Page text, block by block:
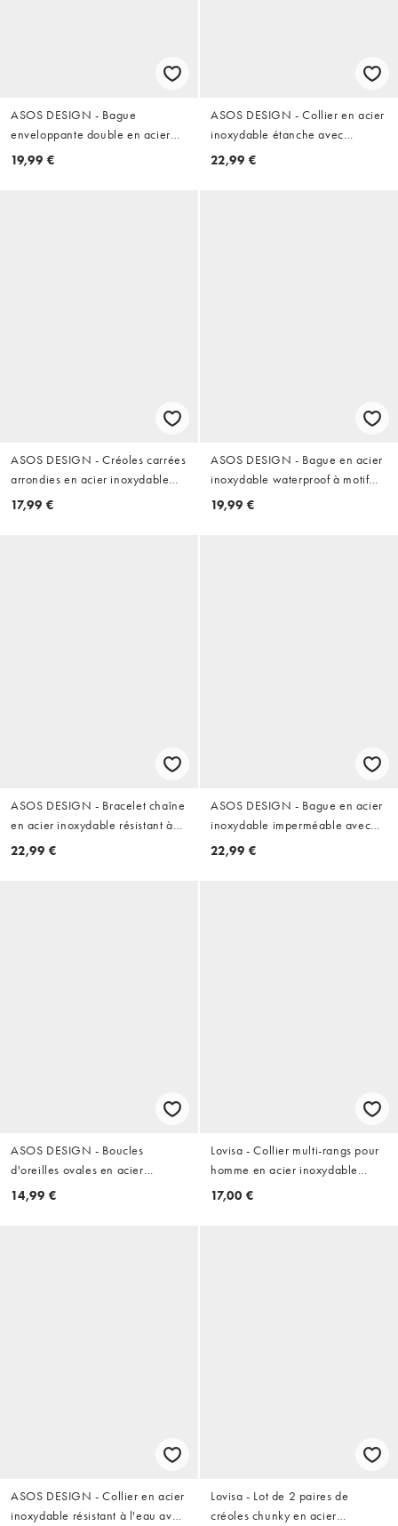
ASOS DESIGN - Bague
enveloppante double en acier
inoxydable résistant à l'eau -
19,99 €
ASOS DESIGN - Collier en acier
inoxydable étanche avec
pendentif étoile - Argenté
22,99 €
ASOS DESIGN - Créoles carrées
arrondies en acier inoxydable
résistant à l'eau - Argenté
17,99 €
ASOS DESIGN - Bague en acier
inoxydable waterproof à motif
clé grecque découpé - Argenté
19,99 €
ASOS DESIGN - Bracelet chaîne
en acier inoxydable résistant à
l'eau avec pendentif étoile -
22,99 €
ASOS DESIGN - Bague en acier
inoxydable imperméable avec
détail étoile - Argenté
22,99 €
ASOS DESIGN - Boucles
d'oreilles ovales en acier
inoxydable résistant à l'eau avec
14,99 €
Lovisa - Collier multi-rangs pour
homme en acier inoxydable
étanche avec maillons croix et
17,00 €
ASOS DESIGN - Collier en acier
inoxydable résistant à l'eau avec
Lovisa - Lot de 2 paires de
créoles chunky en acier